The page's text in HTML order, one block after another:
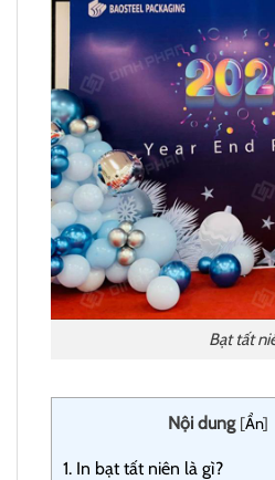
Bạt tất
Nội dung [Ẩn]
1. In bạt tất niên là gì?